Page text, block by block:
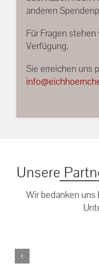
anderen
Für Fragen
Verfügung.
Sie erreichen uns
Unsere
Wir bedanken uns